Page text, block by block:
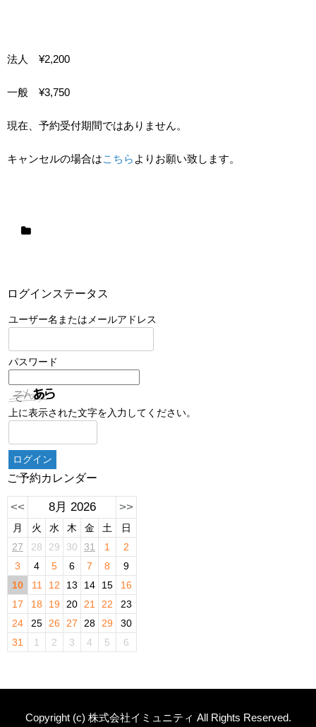
法人 ¥2,200
一般 ¥3,750
現在、予約受付期間ではありません。
キャンセルの場合はこちら よりお願い致します。
ログインステータス
ユーザー名またはメールアドレス
パスワード
上に表示された文字を入力してください。
ご予約カレンダー
<< 8月 2026 >>
月 火 水 木 金 土
日
27
28 29 30 31 1
2
3
4 5 6 7 8
9
10
11 12 13 14 15
16
17
18 19 20 21 22
23
24
25 26 27 28 29
30
31
1 2 3 4 5 6
Copyright (c) 株式会社イミュニティ All Rights Reserved.